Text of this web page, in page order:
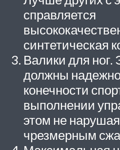
справляется
синтетическая
Валики для
должны
конечности
выполнении
этом не
чрезмерным